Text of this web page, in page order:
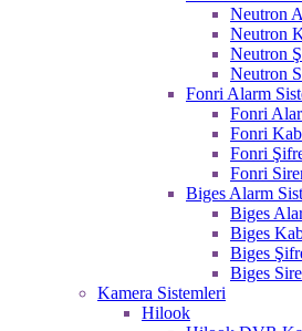
Neutron
Neutron
Neutron
Neutron
Fonri Alarm
Fonri
Fonri
Fonri
Fonri
Biges Alarm
Biges
Biges
Biges
Biges
Kamera Sistemleri
Hilook